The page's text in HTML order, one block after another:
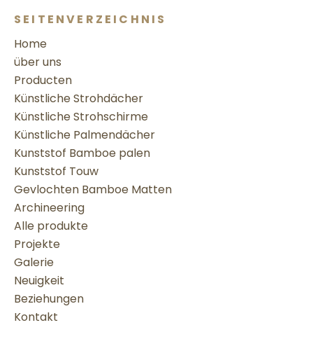
SEITENVERZEICHNIS
Home
über uns
Producten
Künstliche Strohdächer
Künstliche Strohschirme
Künstliche Palmendächer
Kunststof Bamboe palen
Kunststof Touw
Gevlochten Bamboe Matten
Archineering
Alle produkte
Projekte
Galerie
Neuigkeit
Beziehungen
Kontakt